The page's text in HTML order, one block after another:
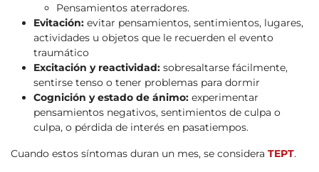
Pensamientos aterradores.
Evitación: evitar pensamientos, sentimientos, lugares,
actividades u objetos que le recuerden el evento
traumático
Excitación y reactividad: sobresaltarse fácilmente,
sentirse tenso o tener problemas para dormir
Cognición y estado de ánimo: experimentar
pensamientos negativos, sentimientos de culpa o
culpa, o pérdida de interés en pasatiempos.
Cuando estos síntomas duran un mes, se considera TEPT.